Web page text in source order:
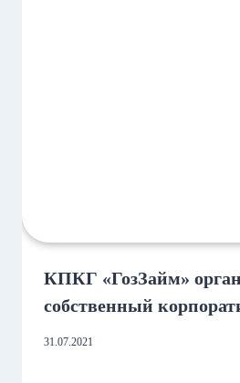
КПКГ «ГозЗайм»
собственный
старт!
31.07.2021